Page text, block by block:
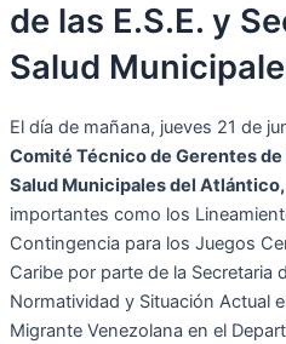
de las E.S.E. y
Salud
El día de mañana, jueves 21 de
Comité Técnico de Gerentes de
Salud Municipales del Atlántico,
importantes como los
Contingencia para los Juegos
Caribe por parte de la Secretaria
Normatividad y Situación Actual
Migrante Venezolana en el